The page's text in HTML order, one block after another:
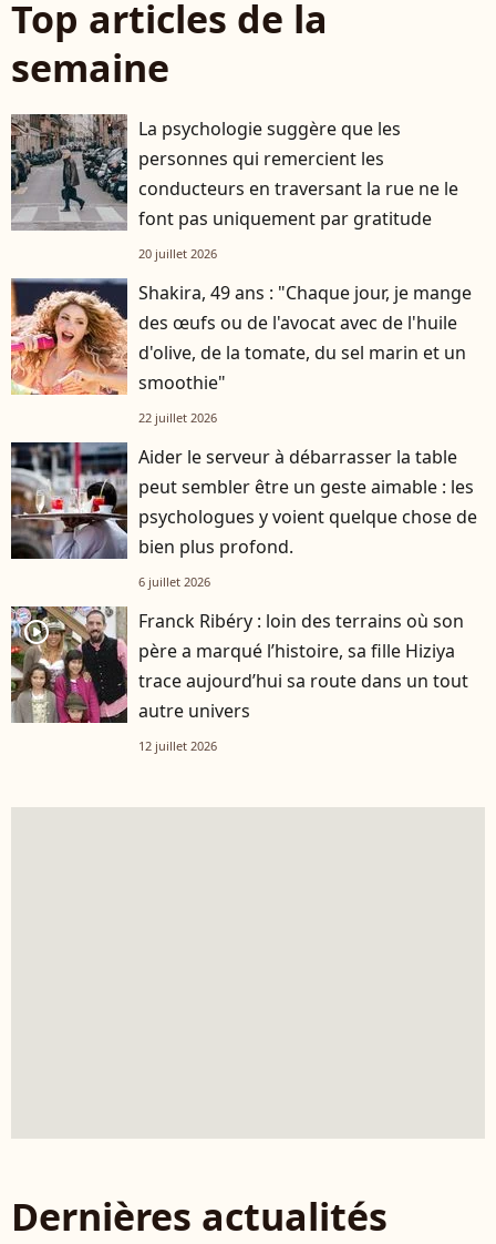
Top articles de la
semaine
La psychologie suggère que les
personnes qui remercient les
conducteurs en traversant la rue ne le
font pas uniquement par gratitude
20 juillet 2026
Shakira, 49 ans : "Chaque jour, je mange
des œufs ou de l'avocat avec de l'huile
d'olive, de la tomate, du sel marin et un
smoothie"
22 juillet 2026
Aider le serveur à débarrasser la table
peut sembler être un geste aimable : les
psychologues y voient quelque chose de
bien plus profond.
6 juillet 2026
player2
Franck Ribéry : loin des terrains où son
père a marqué l’histoire, sa fille Hiziya
trace aujourd’hui sa route dans un tout
autre univers
12 juillet 2026
Dernières actualités